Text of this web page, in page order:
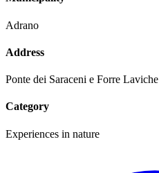
Adrano
Address
Ponte dei Saraceni e Forre Laviche
Category
Experiences in nature